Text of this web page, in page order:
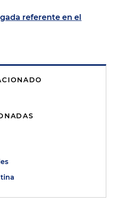
referente en el